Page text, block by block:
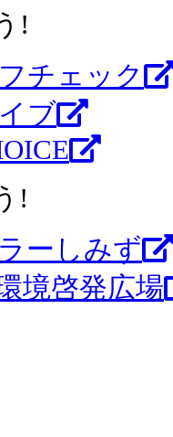
!
チェック
ブ
!
ーしみず
境啓発広場